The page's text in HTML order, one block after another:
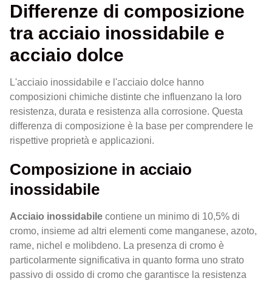
Differenze di composizione
tra acciaio inossidabile e
acciaio dolce
L'acciaio inossidabile e l'acciaio dolce hanno
composizioni chimiche distinte che influenzano la loro
resistenza, durata e resistenza alla corrosione. Questa
differenza di composizione è la base per comprendere le
rispettive proprietà e applicazioni.
Composizione in acciaio
inossidabile
Acciaio inossidabile contiene un minimo di 10,5% di
cromo, insieme ad altri elementi come manganese, azoto,
rame, nichel e molibdeno. La presenza di cromo è
particolarmente significativa in quanto forma uno strato
passivo di ossido di cromo che garantisce la resistenza